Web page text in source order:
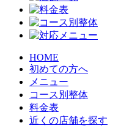
HOME
初めての方へ
メニュー
コース別整体
料金表
近くの店舗を探す